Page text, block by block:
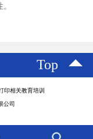
Top
印相关教育培训
公司